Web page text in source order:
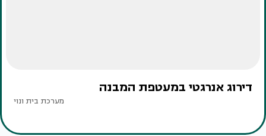
דירוג אנרגטי במעטפת המבנה
מערכת בית ונוי